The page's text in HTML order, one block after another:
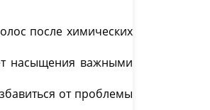
после химических
насыщения важными
от проблемы